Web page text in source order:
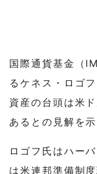
国際通貨基金（
るケネス・ロゴ
資産の台頭は米
あるとの見解を示
ロゴフ氏はハー
は米連邦準備制